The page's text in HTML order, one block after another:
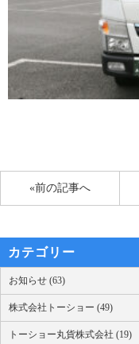
«前の記事へ
カテゴリー
お知らせ (63)
株式会社トーショー (49)
トーショー丸貨株式会社 (19)